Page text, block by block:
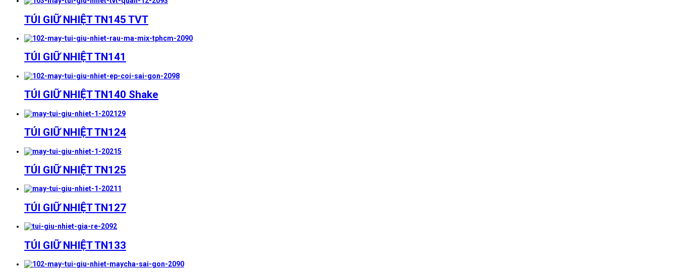
TÚI GIỮ NHIỆT TN145 TVT
TÚI GIỮ NHIỆT TN141
TÚI GIỮ NHIỆT TN140 Shake
TÚI GIỮ NHIỆT TN124
TÚI GIỮ NHIỆT TN125
TÚI GIỮ NHIỆT TN127
TÚI GIỮ NHIỆT TN133